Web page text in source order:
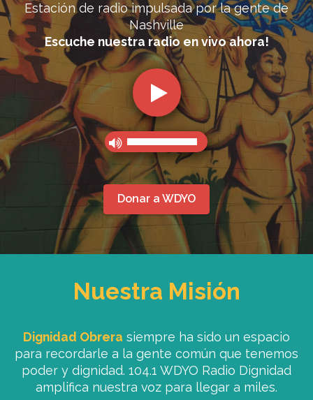
Estación de radio impulsada por la gente de
Nashville
Escuche nuestra radio en vivo ahora!
Donar a WDYO
Nuestra Misión
Dignidad Obrera siempre ha sido un espacio
para recordarle a la gente común que tenemos
poder y dignidad. 104.1 WDYO Radio Dignidad
amplifica nuestra voz para llegar a miles.